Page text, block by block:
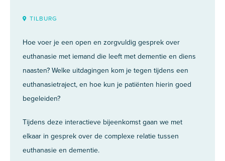
TILBURG
Hoe voer je een open en zorgvuldig gesprek over
euthanasie met iemand die leeft met dementie en diens
naasten? Welke uitdagingen kom je tegen tijdens een
euthanasietraject, en hoe kun je patiënten hierin goed
begeleiden?
Tijdens deze interactieve bijeenkomst gaan we met
elkaar in gesprek over de complexe relatie tussen
euthanasie en dementie.